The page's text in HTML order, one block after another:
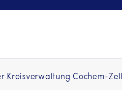
Kreisverwaltung Cochem-Zell